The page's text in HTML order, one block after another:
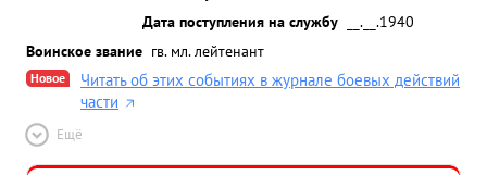
Дата поступления на службу
__.__.1940
Воинское звание гв. мл. лейтенант
Новое
Читать об этих событиях в журнале боевых действий
части
Ещё